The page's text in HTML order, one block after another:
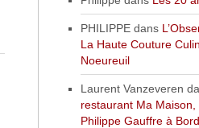
PHILIPPEdans
La Haute Couture
Noeureuil
Laurent Vanzeveren
restaurant Ma
Philippe Gauffre à